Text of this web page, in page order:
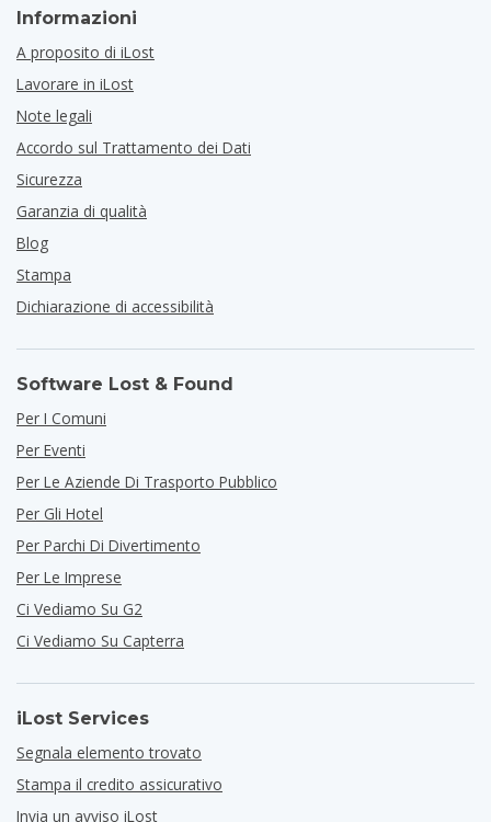
Informazioni
A proposito di iLost
Lavorare in iLost
Note legali
Accordo sul Trattamento dei Dati
Sicurezza
Garanzia di qualità
Blog
Stampa
Dichiarazione di accessibilità
Software Lost & Found
Per I Comuni
Per Eventi
Per Le Aziende Di Trasporto Pubblico
Per Gli Hotel
Per Parchi Di Divertimento
Per Le Imprese
Ci Vediamo Su G2
Ci Vediamo Su Capterra
iLost Services
Segnala elemento trovato
Stampa il credito assicurativo
Invia un avviso iLost